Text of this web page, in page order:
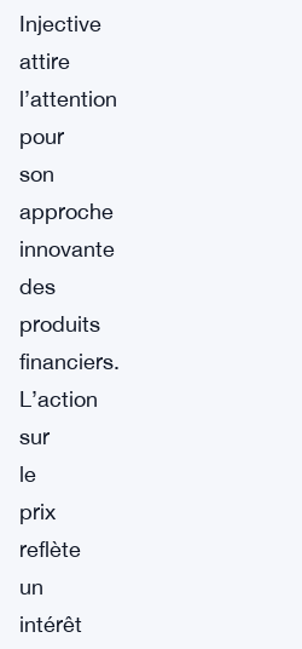
Injective
attire
l’attention
pour
son
approche
innovante
des
produits
financiers.
L’action
sur
le
prix
reflète
un
intérêt